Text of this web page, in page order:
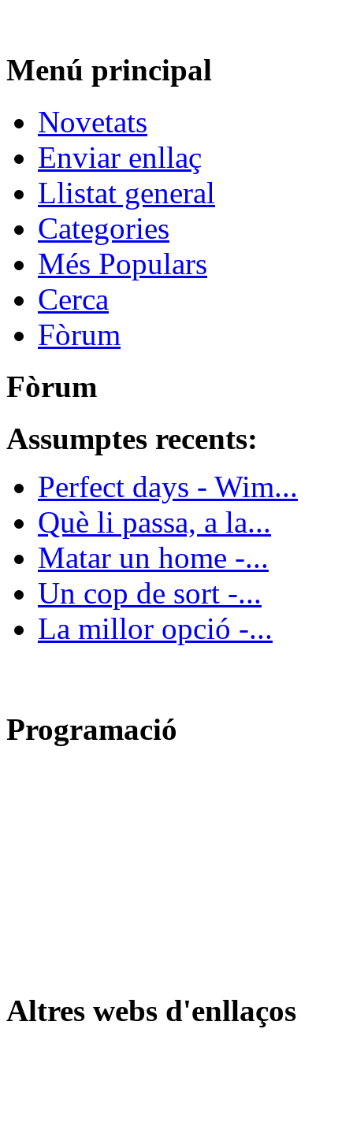
Menú principal
Novetats
Enviar enllaç
Llistat general
Categories
Més Populars
Cerca
Fòrum
Fòrum
Assumptes recents:
Perfect days - Wim...
Què li passa, a la...
Matar un home -...
Un cop de sort -...
La millor opció -...
Programació
Altres webs d'enllaços